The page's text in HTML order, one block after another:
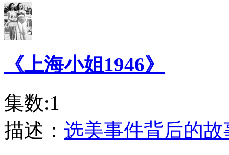
《上海小姐1946》
集数:1
描述： 选美事件背后的故